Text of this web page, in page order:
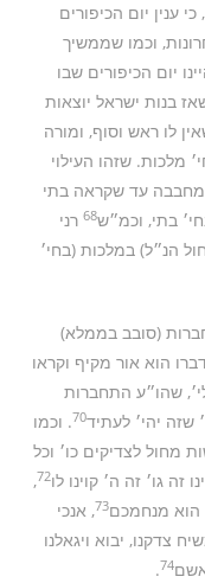
ענין יום הכיפורים
וכמו שממשיך
יום הכיפורים שבו
בנות ישראל יוצאות
לו ראש וסוף, ומורה
מלכות. שזהו העילוי
מחבבה עד שקראה בתי
בתי, וכמ״ש68 רני
הנ״ל) במלכות (בחי׳
(סובב בממלא)
הוא אור מקיף וקראו
שהו״ע התחברות
שזה יהי׳ לעתיד70. וכמו
לצדיקים כו׳ וכל
זה גו׳ זה ה׳ קוינו לו72
,
הוא מנחמכם73, אנכי
צדקנו, יבוא ויגאלנו
74
.